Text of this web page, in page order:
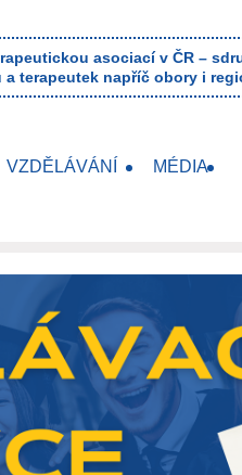
asociací v ČR –
a terapeutek napříč obory i
VZDĚLÁVÁNÍ MÉDIA